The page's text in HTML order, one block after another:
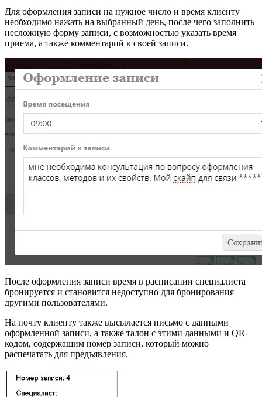
Для оформления записи на нужное число и время клиенту
необходимо нажать на выбранный день, после чего заполнить
несложную форму записи, с возможностью указать время
приема, а также комментарий к своей записи.
После оформления записи время в расписании специалиста
бронируется и становится недоступно для бронирования
другими пользователями.
На почту клиенту также высылается письмо с данными
оформленной записи, а также талон с этими данными и QR-
кодом, содержащим номер записи, который можно
распечатать для предъявления.